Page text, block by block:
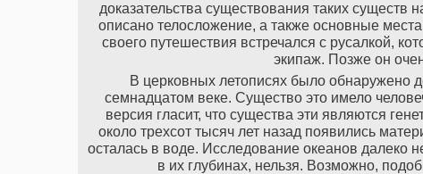
доказательства существования таких существ
описано телосложение, а также основные
своего путешествия встречался с русалкой,
экипаж. Позже он
В церковных летописях было обнаружено
семнадцатом веке. Существо это имело
версия гласит, что существа эти являются
около трехсот тысяч лет назад появились
осталась в воде. Исследование океанов далеко
в их глубинах, нельзя. Возможно,